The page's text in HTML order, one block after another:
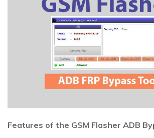
Features of the GSM Flasher ADB